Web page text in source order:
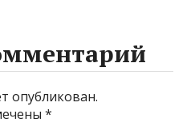
опубликован.
*